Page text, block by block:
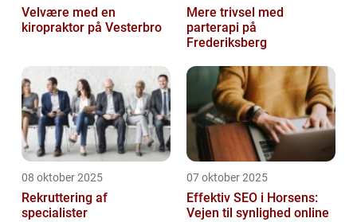
Velvære med en
kiropraktor på Vesterbro
Mere trivsel med
parterapi på
Frederiksberg
08 oktober 2025
Rekruttering af
specialister
07 oktober 2025
Effektiv SEO i Horsens:
Vejen til synlighed online